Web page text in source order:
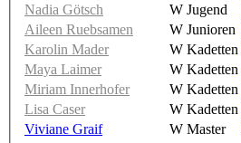
Nadia Götsch
W Jugend
Aileen Ruebsamen
W Junioren
Karolin Mader
W Kadetten
Maya Laimer
W Kadetten
Miriam Innerhofer
W Kadetten
Lisa Caser
W Kadetten
Viviane Graif
W Master